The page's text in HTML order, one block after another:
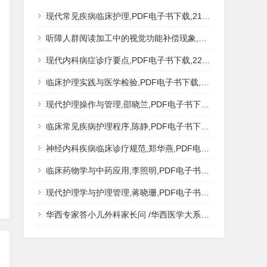
现代常见疾病临床护理,PDF电子书下载,217MB,网盘资源
听障人群阅读加工中的视觉功能补偿现象,秦钊,PDF电子书下载,网盘资源
现代内科病症诊疗要点,PDF电子书下载,223MB,网盘资源
临床护理实践与医学检验,PDF电子书下载,193MB,网盘资源
现代护理操作与管理,邵晓兰,PDF电子书下载,242MB,网盘资源
临床常见疾病护理程序,陈静,PDF电子书下载,185MB,网盘资源
神经内科疾病临床诊疗规范,郑华燕,PDF电子书下载,188MB,网盘资源
临床药物学与中药应用,李照明,PDF电子书下载,202MB,网盘资源
现代护理学与护理管理,蒋晓珊,PDF电子书下载,223MB,网盘资源
华西专家答小儿外科家长问 /华西医学大系?医学科普,PDF电子书网盘下载